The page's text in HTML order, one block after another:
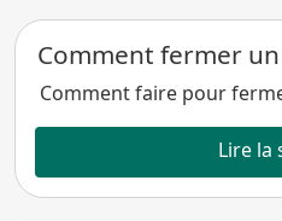
Comment fermer
Comment faire pour
Lire la